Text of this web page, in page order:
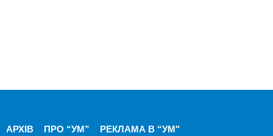
АРХІВ ПРО “УМ” РЕКЛАМА В “УМ"